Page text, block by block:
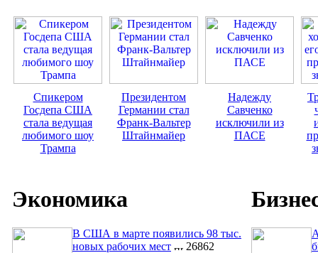
Спикером
Госдепа США
стала ведущая
любимого шоу
Трампа
Президентом
Германии стал
Франк-Вальтер
Штайнмайер
Надежду
Савченко
исключили из
ПАСЕ
Экономика
В США в марте появились 98 тыс.
новых рабочих мест
26862